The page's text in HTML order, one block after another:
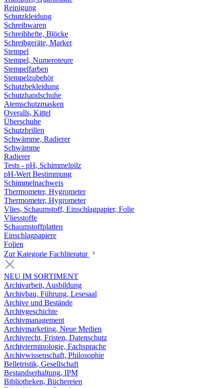
Reinigung
Schutzkleidung
Schreibwaren
Schreibhefte, Blöcke
Schreibgeräte, Marker
Stempel
Stempel, Numeroteure
Stempelfarben
Stempelzubehör
Schutzbekleidung
Schutzhandschuhe
Atemschutzmasken
Overalls, Kittel
Überschuhe
Schutzbrillen
Schwämme, Radierer
Schwämme
Radierer
Tests - pH, Schimmelpilz
pH-Wert Bestimmung
Schimmelnachweis
Thermometer, Hygrometer
Thermometer, Hygrometer
Vlies, Schaumstoff, Einschlagpapier, Folie
Vliesstoffe
Schaumstoffplatten
Einschlagpapiere
Folien
Zur Kategorie Fachliteratur
NEU IM SORTIMENT
Archivarbeit, Ausbildung
Archivbau, Führung, Lesesaal
Archive und Bestände
Archivgeschichte
Archivmanagement
Archivmarketing, Neue Medien
Archivrecht, Fristen, Datenschutz
Archivterminologie, Fachsprache
Archivwissenschaft, Philosophie
Belletristik, Gesellschaft
Bestandserhaltung, IPM
Bibliotheken, Büchereien